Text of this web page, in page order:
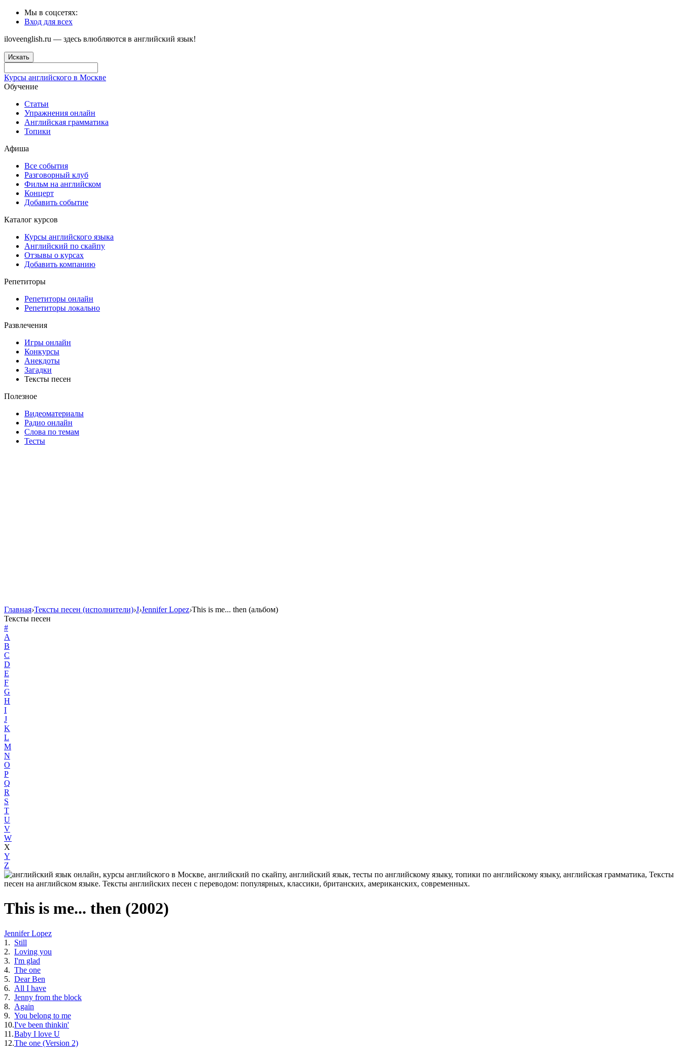
Мы в соцсетях:
Вход для всех
iloveenglish.ru — здесь влюбляются в английский язык!
Искать
Курсы английского в Москве
Обучение
Статьи
Упражнения онлайн
Английская грамматика
Топики
Афиша
Все события
Разговорный клуб
Фильм на английском
Концерт
Добавить событие
Каталог курсов
Курсы английского языка
Английский по скайпу
Отзывы о курсах
Добавить компанию
Репетиторы
Репетиторы онлайн
Репетиторы локально
Развлечения
Игры онлайн
Конкурсы
Анекдоты
Загадки
Тексты песен
Полезное
Видеоматериалы
Радио онлайн
Слова по темам
Тесты
Главная›Тексты песен (исполнители)›J›Jennifer Lopez›This is me... then (альбом)
Тексты песен
#
A
B
C
D
E
F
G
H
I
J
K
L
M
N
O
P
Q
R
S
T
U
V
W
X
Y
Z
This is me... then (2002)
Jennifer Lopez
1. Still
2. Loving you
3. I'm glad
4. The one
5. Dear Ben
6. All I have
7. Jenny from the block
8. Again
9. You belong to me
10.I've been thinkin'
11.Baby I love U
12.The one (Version 2)